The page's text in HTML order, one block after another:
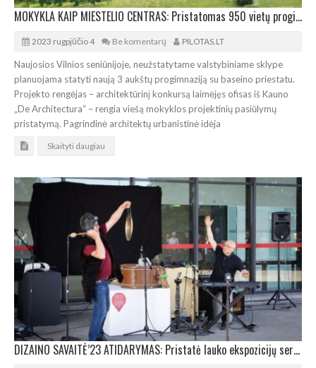
MOKYKLA KAIP MIESTELIO CENTRAS: Pristatomas 950 vietų progimnazijos projektas
2023 rugpjūčio 4 Be komentarų PILOTAS.LT
Naujosios Vilnios seniūnijoje, neužstatytame valstybiniame sklype
planuojama statyti naują 3 aukštų progimnaziją su baseino priestatu.
Projekto rengėjas – architektūrinį konkursą laimėjęs ofisas iš Kauno
„De Architectura“ – rengia viešą mokyklos projektinių pasiūlymų
pristatymą. Pagrindinė architektų urbanistinė idėja
Skaityti daugiau
DIZAINO SAVAITĖ’23 ATIDARYMAS: Pristatė lauko ekspozicijų seriją „Mažoji architektūra II“